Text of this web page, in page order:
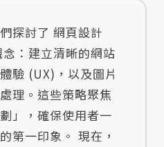
探討了 網頁設計
：建立清晰的網站
驗 (UX)，以及圖片
理。這些策略聚焦
」，確保使用者一
第一印象。 現在，